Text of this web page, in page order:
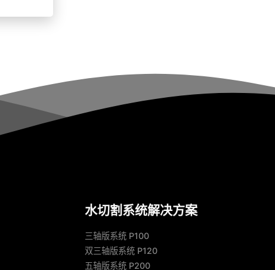
水切割系统解决方案
三轴版系统 P100
双三轴版系统 P120
五轴版系统 P200